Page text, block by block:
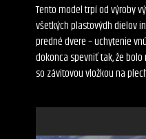
Tento model trpí od výroby
všetkých plastovýdh dielov
predné dvere – uchytenie
dokonca spevniť tak, že
so závitovou vložkou na